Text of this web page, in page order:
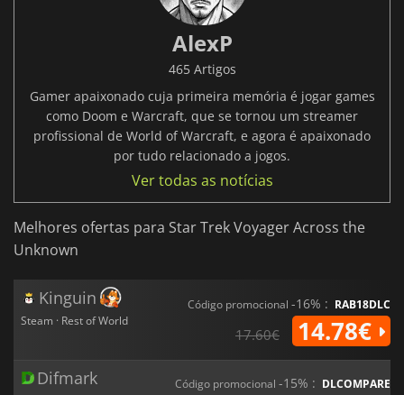
AlexP
465 Artigos
Gamer apaixonado cuja primeira memória é jogar games
como Doom e Warcraft, que se tornou um streamer
profissional de World of Warcraft, e agora é apaixonado
por tudo relacionado a jogos.
Ver todas as notícias
Melhores ofertas para Star Trek Voyager Across the
Unknown
Kinguin
Steam · Rest of World
Código promocional -16% : RAB18DLC
17.60€ 14.78€
Difmark Código promocional -15% : DLCOMPARE